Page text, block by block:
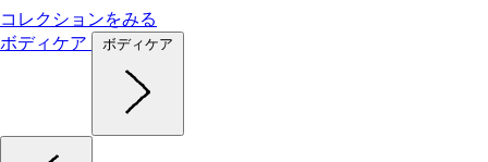
コレクションをみる
ボディケア
ボディケア